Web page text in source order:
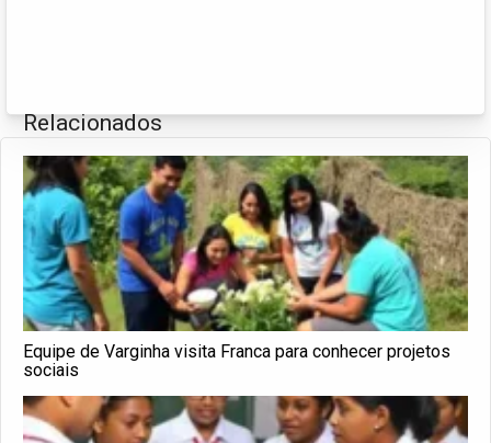
Relacionados
Equipe de Varginha visita Franca para conhecer projetos
sociais